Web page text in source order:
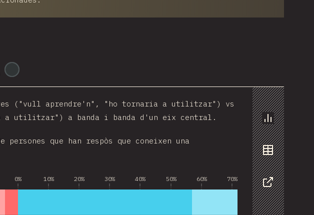
Chart
Data
Share
("vull aprendre'n", "ho tornaria a utilitzar") vs
a utilitzar") a banda i banda d'un eix central.
que han respòs que coneixen una
0% 10% 20% 30% 40% 50% 60% 70%